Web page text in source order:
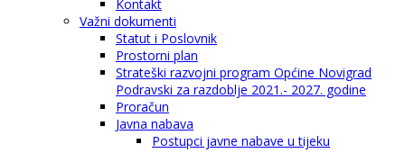
Kontakt
Važni dokumenti
Statut i Poslovnik
Prostorni plan
Strateški razvojni program Općine Novigrad
Podravski za razdoblje 2021.- 2027. godine
Proračun
Javna nabava
Postupci javne nabave u tijeku